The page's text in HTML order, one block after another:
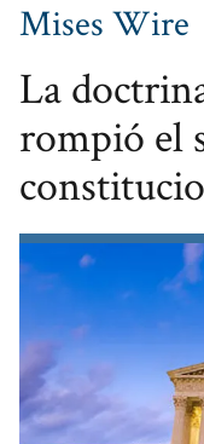
Mises Wire
La
rompió el